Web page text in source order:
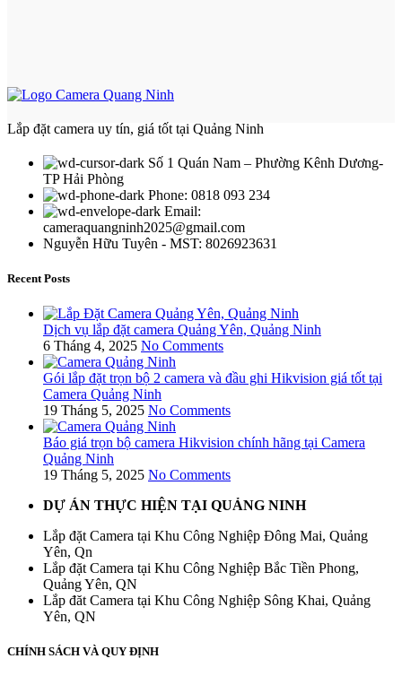
Lắp đặt camera uy tín, giá tốt tại Quảng Ninh
Số 1 Quán Nam – Phường Kênh Dương-
TP Hải Phòng
Phone: 0818 093 234
Email:
cameraquangninh2025@gmail.com
Nguyễn Hữu Tuyên - MST: 8026923631
Recent Posts
Dịch vụ lắp đặt camera Quảng Yên, Quảng Ninh
6 Tháng 4, 2025 No Comments
Gói lắp đặt trọn bộ 2 camera và đầu ghi Hikvision giá tốt tại
Camera Quảng Ninh
19 Tháng 5, 2025 No Comments
Báo giá trọn bộ camera Hikvision chính hãng tại Camera
Quảng Ninh
19 Tháng 5, 2025 No Comments
DỰ ÁN THỰC HIỆN TẠI QUẢNG NINH
Lắp đặt Camera tại Khu Công Nghiệp Đông Mai, Quảng
Yên, Qn
Lắp đặt Camera tại Khu Công Nghiệp Bắc Tiền Phong,
Quảng Yên, QN
Lắp đăt Camera tại Khu Công Nghiệp Sông Khai, Quảng
Yên, QN
CHÍNH SÁCH VÀ QUY ĐỊNH